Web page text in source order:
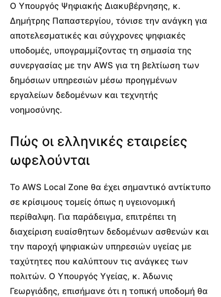
Ο Υπουργός Ψηφιακής Διακυβέρνησης, κ.
Δημήτρης Παπαστεργίου, τόνισε την ανάγκη για
αποτελεσματικές και σύγχρονες ψηφιακές
υποδομές, υπογραμμίζοντας τη σημασία της
συνεργασίας με την AWS για τη βελτίωση των
δημόσιων υπηρεσιών μέσω προηγμένων
εργαλείων δεδομένων και τεχνητής
νοημοσύνης.
Πώς οι ελληνικές εταιρείες
ωφελούνται
Το AWS Local Zone θα έχει σημαντικό αντίκτυπο
σε κρίσιμους τομείς όπως η υγειονομική
περίθαλψη. Για παράδειγμα, επιτρέπει τη
διαχείριση ευαίσθητων δεδομένων ασθενών και
την παροχή ψηφιακών υπηρεσιών υγείας με
ταχύτητες που καλύπτουν τις ανάγκες των
πολιτών. Ο Υπουργός Υγείας, κ. Άδωνις
Γεωργιάδης, επισήμανε ότι η τοπική υποδομή θα